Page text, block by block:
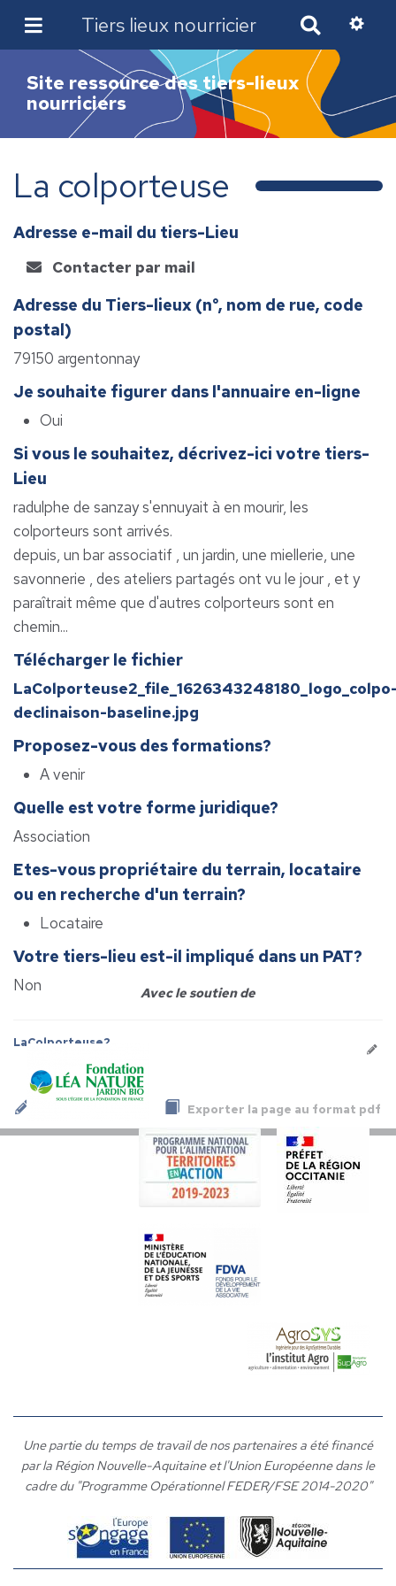
Tiers lieux nourricier
c
h
e
r
c
e
Site ressource des tiers-lieux
nourriciers
La colporteuse
Adresse e-mail du tiers-Lieu
Contacter par mail
Adresse du Tiers-lieux (n°, nom de rue, code
postal)
79150 argentonnay
Je souhaite figurer dans l'annuaire en-ligne
Oui
Si vous le souhaitez, décrivez-ici votre tiers-
Lieu
radulphe de sanzay s'ennuyait à en mourir, les
colporteurs sont arrivés.
depuis, un bar associatif , un jardin, une miellerie, une
savonnerie , des ateliers partagés ont vu le jour , et y
paraîtrait même que d'autres colporteurs sont en
chemin...
Télécharger le fichier
declinaison-baseline.jpg
Proposez-vous des formations?
A venir
Quelle est votre forme juridique?
Association
Etes-vous propriétaire du terrain, locataire
ou en recherche d'un terrain?
Locataire
Votre tiers-lieu est-il impliqué dans un PAT?
Non
LaColporteuse2
Exporter la page au format pdf
Avec le soutien de
Une partie du temps de travail de nos partenaires a été financé
par la Région Nouvelle-Aquitaine et l'Union Européenne dans le
cadre du "Programme Opérationnel FEDER/FSE 2014-2020"